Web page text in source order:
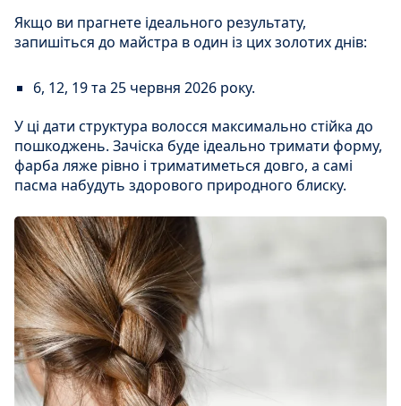
Якщо ви прагнете ідеального результату,
запишіться до майстра в один із цих золотих днів:
6, 12, 19 та 25 червня 2026 року.
У ці дати структура волосся максимально стійка до
пошкоджень. Зачіска буде ідеально тримати форму,
фарба ляже рівно і триматиметься довго, а самі
пасма набудуть здорового природного блиску.